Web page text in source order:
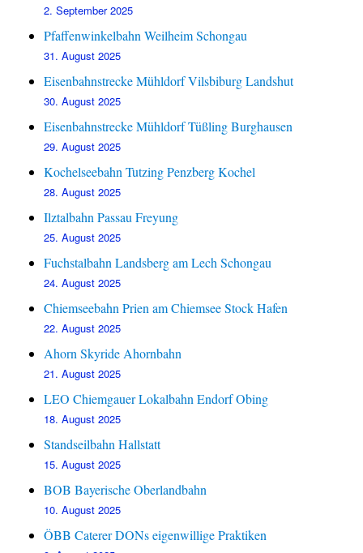
2. September 2025
Pfaffenwinkelbahn Weilheim Schongau
31. August 2025
Eisenbahnstrecke Mühldorf Vilsbiburg Landshut
30. August 2025
Eisenbahnstrecke Mühldorf Tüßling Burghausen
29. August 2025
Kochelseebahn Tutzing Penzberg Kochel
28. August 2025
Ilztalbahn Passau Freyung
25. August 2025
Fuchstalbahn Landsberg am Lech Schongau
24. August 2025
Chiemseebahn Prien am Chiemsee Stock Hafen
22. August 2025
Ahorn Skyride Ahornbahn
21. August 2025
LEO Chiemgauer Lokalbahn Endorf Obing
18. August 2025
Standseilbahn Hallstatt
15. August 2025
BOB Bayerische Oberlandbahn
10. August 2025
ÖBB Caterer DONs eigenwillige Praktiken